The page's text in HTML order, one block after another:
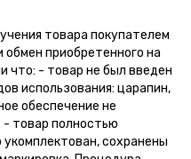
товара покупателем
приобретенного на
что: - товар не был введен
использования: царапин,
обеспечение не
- товар полностью
сохранены